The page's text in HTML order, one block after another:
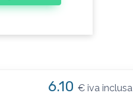
6.10 € iva inclusa